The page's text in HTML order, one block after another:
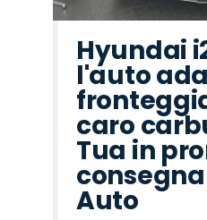
Hyundai
l'auto
caro
Tua in
Auto